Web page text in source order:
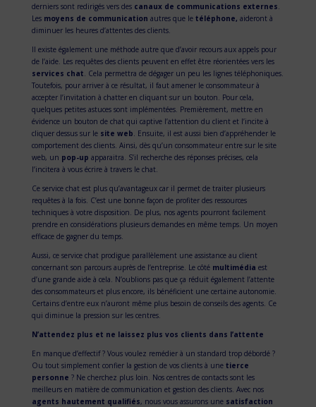
derniers sont redirigés vers des canaux de communications externes
Les moyens de communication autres que le téléphone, aideront à
diminuer les heures d’attentes des clients.
Il existe également une méthode autre que d’avoir recours aux appels pour
de l’aide. Les requêtes des clients peuvent en effet être réorientées vers les
services chat . Cela permettra de dégager un peu les lignes téléphoniques.
Toutefois, pour arriver à ce résultat, il faut amener le consommateur à
accepter l’invitation à chatter en cliquant sur un bouton. Pour cela,
quelques petites astuces sont implémentées. Premièrement, mettre en
évidence un bouton de chat qui captive l’attention du client et l’incite à
cliquer dessus sur le site web . Ensuite, il est aussi bien d’appréhender le
comportement des clients. Ainsi, dès qu’un consommateur entre sur le site
web, un pop-up apparaitra. S’il recherche des réponses précises, cela
l’incitera à vous écrire à travers le chat.
Ce service chat est plus qu’avantageux car il permet de traiter plusieurs
requêtes à la fois. C’est une bonne façon de profiter des ressources
techniques à votre disposition. De plus, nos agents pourront facilement
prendre en considérations plusieurs demandes en même temps. Un moyen
efficace de gagner du temps.
Aussi, ce service chat prodigue parallèlement une assistance au client
concernant son parcours auprès de l’entreprise. Le côté multimédia est
d’une grande aide à cela. N’oublions pas que ça réduit également l’attente
des consommateurs et plus encore, ils bénéficient une certaine autonomie.
Certains d’entre eux n’auront même plus besoin de conseils des agents. Ce
qui diminue la pression sur les centres.
N’attendez plus et ne laissez plus vos clients dans l’attente
En manque d’effectif ? Vous voulez remédier à un standard trop débordé ?
Ou tout simplement confier la gestion de vos clients à une tierce
personne ? Ne cherchez plus loin. Nos centres de contacts sont les
meilleurs en matière de communication et gestion des clients. Avec nos
agents hautement qualifiés, nous vous assurons une satisfaction